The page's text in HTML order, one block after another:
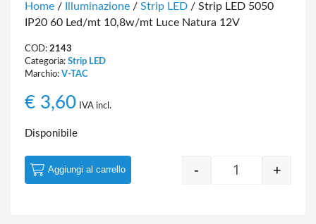
Home / Illuminazione / Strip LED / Strip LED 5050
IP20 60 Led/mt 10,8w/mt Luce Natura 12V
COD: 2143
Categoria: Strip LED
Marchio: V-TAC
€ 3,60 IVA incl.
Disponibile
Quantity
- +
Aggiungi al carrello